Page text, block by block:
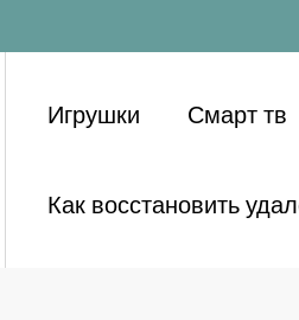
Игрушки Смарт тв
Как восстановить